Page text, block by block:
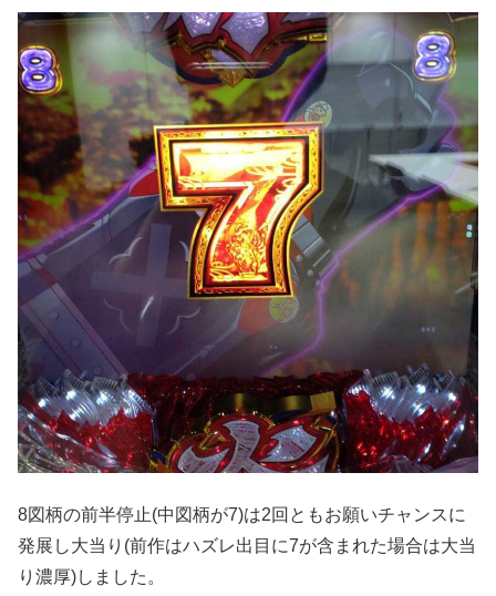
8図柄の前半停止(中図柄が7)は2回ともお願いチャンスに
発展し大当り(前作はハズレ出目に7が含まれた場合は大当
り濃厚)しました。